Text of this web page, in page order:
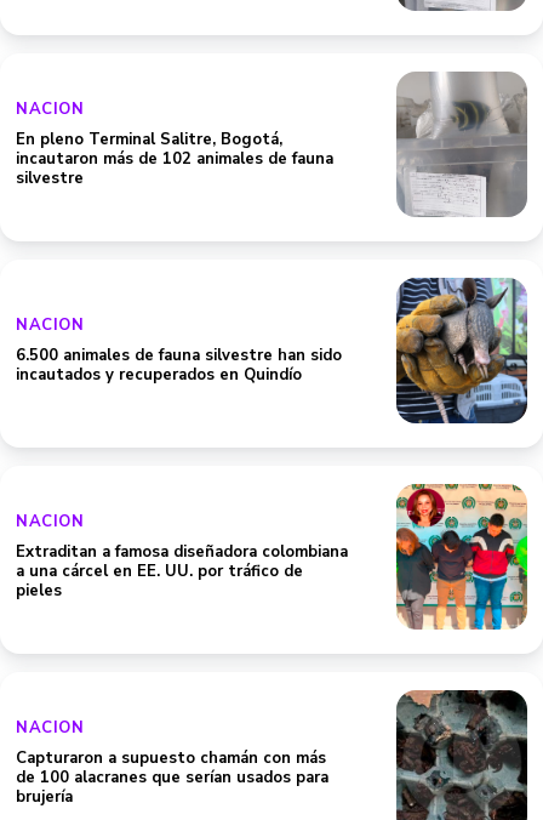
NACION
En pleno Terminal Salitre, Bogotá,
incautaron más de 102 animales de fauna
silvestre
NACION
6.500 animales de fauna silvestre han sido
incautados y recuperados en Quindío
NACION
Extraditan a famosa diseñadora colombiana
a una cárcel en EE. UU. por tráfico de
pieles
NACION
Capturaron a supuesto chamán con más
de 100 alacranes que serían usados para
brujería